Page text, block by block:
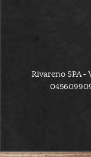
Rivareno SPA -